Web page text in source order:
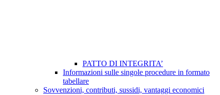
PATTO DI INTEGRITA’
Informazioni sulle singole procedure in formato
tabellare
Sovvenzioni, contributi, sussidi, vantaggi economici